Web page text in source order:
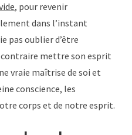
, pour revenir
dans l’instant
pas oublier d’être
mettre son esprit
vraie maîtrise de soi et
conscience, les
corps et de notre esprit.